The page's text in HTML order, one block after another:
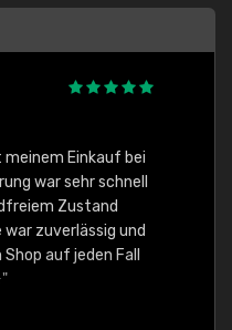
Einkauf bei
war sehr schnell
Zustand
zuverlässig und
auf jeden Fall